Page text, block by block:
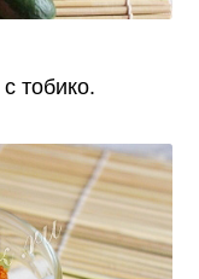
тобико.